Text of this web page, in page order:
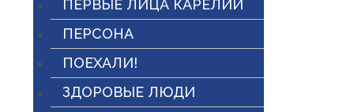
ПЕРВЫЕ ЛИЦА КАРЕЛИИ
ПЕРСОНА
ПОЕХАЛИ!
ЗДОРОВЫЕ ЛЮДИ